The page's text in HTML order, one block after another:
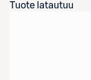
Tuote latautuu